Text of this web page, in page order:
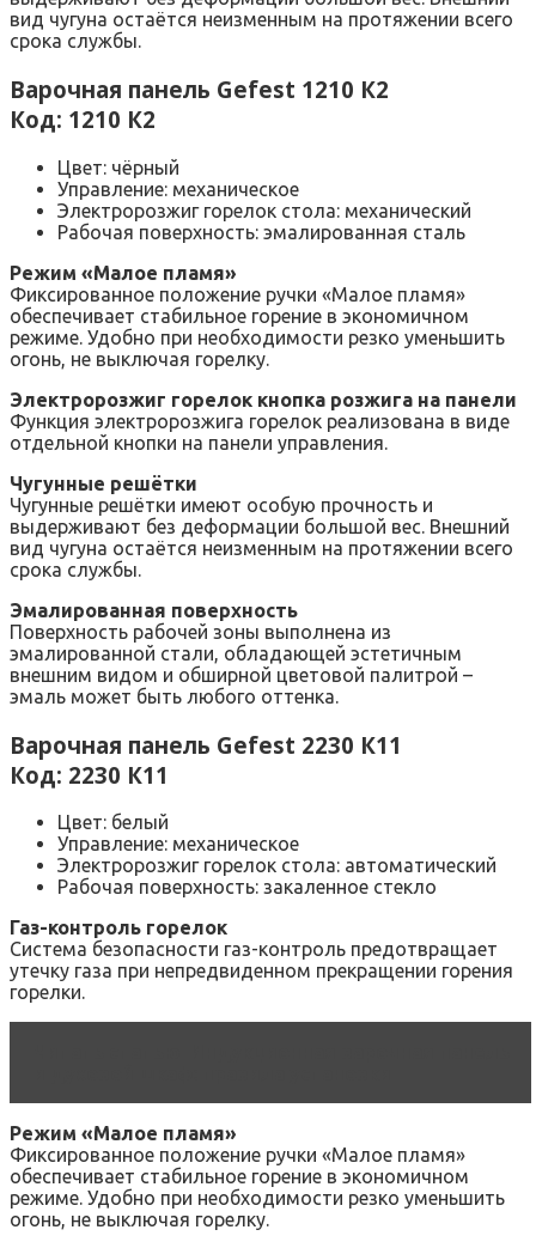
вид чугуна остаётся неизменным на протяжении всего
срока службы.
Варочная панель Gefest 1210 К2
Код: 1210 К2
Цвет: чёрный
Управление: механическое
Электророзжиг горелок стола: механический
Рабочая поверхность: эмалированная сталь
Режим «Малое пламя»
Фиксированное положение ручки «Малое пламя»
обеспечивает стабильное горение в экономичном
режиме. Удобно при необходимости резко уменьшить
огонь, не выключая горелку.
Электророзжиг горелок кнопка розжига на панели
Функция электророзжига горелок реализована в виде
отдельной кнопки на панели управления.
Чугунные решётки
Чугунные решётки имеют особую прочность и
выдерживают без деформации большой вес. Внешний
вид чугуна остаётся неизменным на протяжении всего
срока службы.
Эмалированная поверхность
Поверхность рабочей зоны выполнена из
эмалированной стали, обладающей эстетичным
внешним видом и обширной цветовой палитрой –
эмаль может быть любого оттенка.
Варочная панель Gefest 2230 К11
Код: 2230 К11
Цвет: белый
Управление: механическое
Электророзжиг горелок стола: автоматический
Рабочая поверхность: закаленное стекло
Газ-контроль горелок
Система безопасности газ-контроль предотвращает
утечку газа при непредвиденном прекращении горения
горелки.
Режим «Малое пламя»
Фиксированное положение ручки «Малое пламя»
обеспечивает стабильное горение в экономичном
режиме. Удобно при необходимости резко уменьшить
огонь, не выключая горелку.